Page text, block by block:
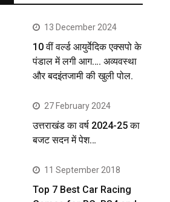
13 December 2024
10 वीं वर्ल्ड आयुर्वेदिक एक्सपो के
पंडाल में लगी आग…. अव्यवस्था
और बदइंतजामी की खुली पोल.
27 February 2024
उत्तराखंड का वर्ष 2024-25 का
बजट सदन में पेश…
11 September 2018
Top 7 Best Car Racing